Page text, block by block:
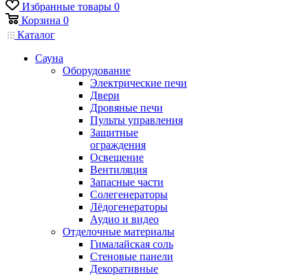
Избранные товары 0
Корзина 0
Каталог
Сауна
Оборудование
Электрические печи
Двери
Дровяные печи
Пульты управления
Защитные
ограждения
Освещение
Вентиляция
Запасные части
Солегенераторы
Лёдогенераторы
Аудио и видео
Отделочные материалы
Гималайская соль
Стеновые панели
Декоративные